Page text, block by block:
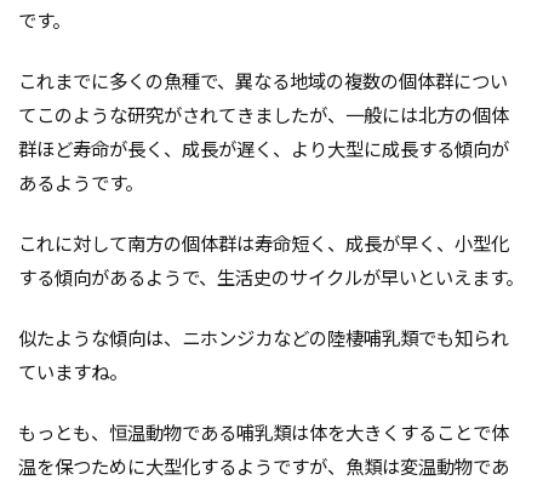
です。
これまでに多くの魚種で、異なる地域の複数の個体群につい
てこのような研究がされてきましたが、一般には北方の個体
群ほど寿命が長く、成長が遅く、より大型に成長する傾向が
あるようです。
これに対して南方の個体群は寿命短く、成長が早く、小型化
する傾向があるようで、生活史のサイクルが早いといえます。
似たような傾向は、ニホンジカなどの陸棲哺乳類でも知られ
ていますね。
もっとも、恒温動物である哺乳類は体を大きくすることで体
温を保つために大型化するようですが、魚類は変温動物であ